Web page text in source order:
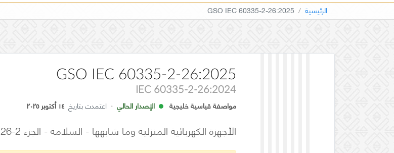
الرئيسية GSO IEC 60335-2-26:2025
GSO IEC 60335-2-26:2025
IEC 60335-2-26:2024
مواصفة قياسية خليجية الإصدار الحالي · اعتمدت بتاريخ ١٤ أكتوبر ٢٠٢٥
الأجهزة الكهربائية المنزلية وما شابهها - السلامة - الجزء 2-26: متطلبات خاصة للساعات